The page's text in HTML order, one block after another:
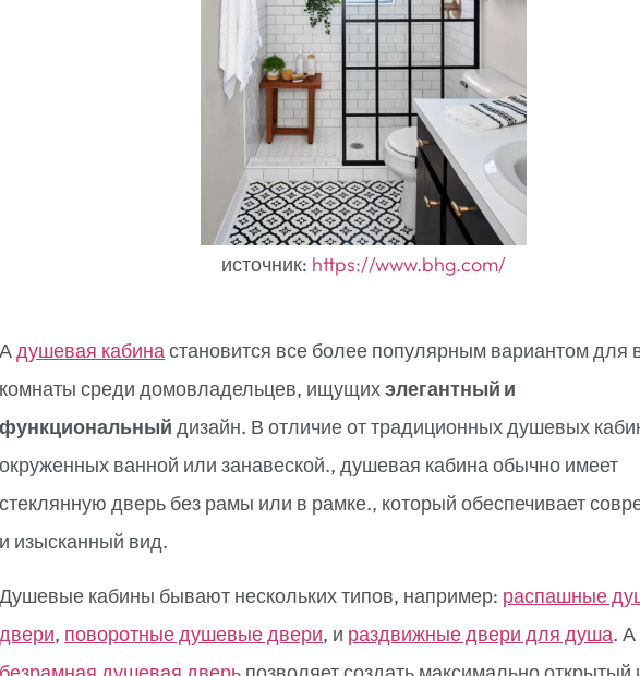
источник: https://www.bhg.com/
Адушевая кабинастановится все более популярным вариантом для
комнаты среди домовладельцев, ищущихэлегантный и
функциональный дизайн. В отличие от традиционных душевых
окруженных ванной или занавеской., душевая кабина обычно имеет
стеклянную дверь без рамы или в рамке., который обеспечивает
и изысканный вид.
Душевые кабины бывают нескольких типов, например: распашные
двери, поворотные душевые двери, и раздвижные двери для душа. А